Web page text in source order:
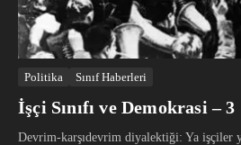
Politika Sınıf Haberleri
İşçi Sınıfı ve Demokrasi – 3
Devrim-karşıdevrim diyalektiği: Ya işçiler